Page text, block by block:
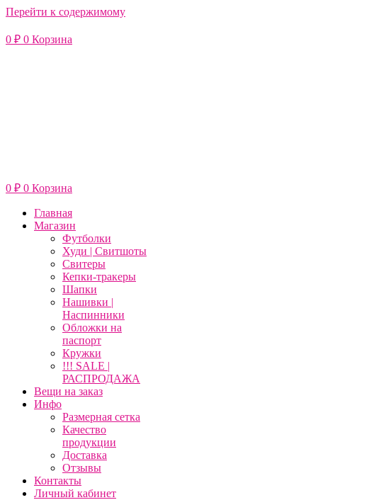
Перейти к содержимому
0 ₽ 0 Корзина
0 ₽ 0 Корзина
Главная
Магазин
Футболки
Худи | Свитшоты
Свитеры
Кепки-тракеры
Шапки
Нашивки |
Наспинники
Обложки на
паспорт
Кружки
!!! SALE |
РАСПРОДАЖА
Вещи на заказ
Инфо
Размерная сетка
Качество
продукции
Доставка
Отзывы
Контакты
Личный кабинет